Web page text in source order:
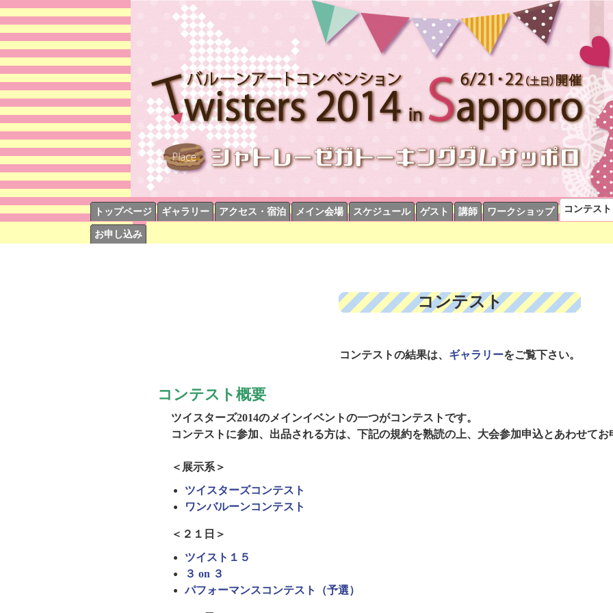
トップページ ギャラリー アクセス・宿泊 メイン会場 スケジュール ゲスト 講師 ワークショップ コンテスト
お申し込み
コンテスト
コンテストの結果は、 ギャラリーをご覧下さい。
コンテスト概要
ツイスターズ2014のメインイベントの一つがコンテストです。
コンテストに参加、出品される方は、下記の規約を熟読の上、大会参加申込とあわせてお
＜展示系＞
ツイスターズコンテスト
ワンバルーンコンテスト
＜２１日＞
ツイスト１５
３ on ３
パフォーマンスコンテスト（予選）